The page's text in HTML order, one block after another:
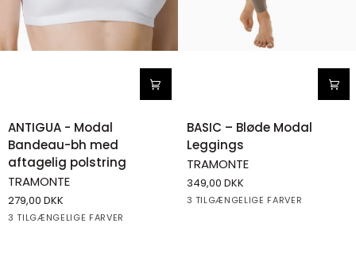
ANTIGUA
-
Modal
Bandeau-
bh
med
aftagelig
ANTIGUA - Modal
Bandeau-bh med
aftagelig polstring
TRAMONTE
279,00 DKK
3 TILGÆNGELIGE FARVER
WhiteBlackBeige
BASIC
–
Bløde
Modal
Leggings
BASIC – Bløde Modal
Leggings
TRAMONTE
349,00 DKK
3 TILGÆNGELIGE FARVER
BeigeGreyBlack